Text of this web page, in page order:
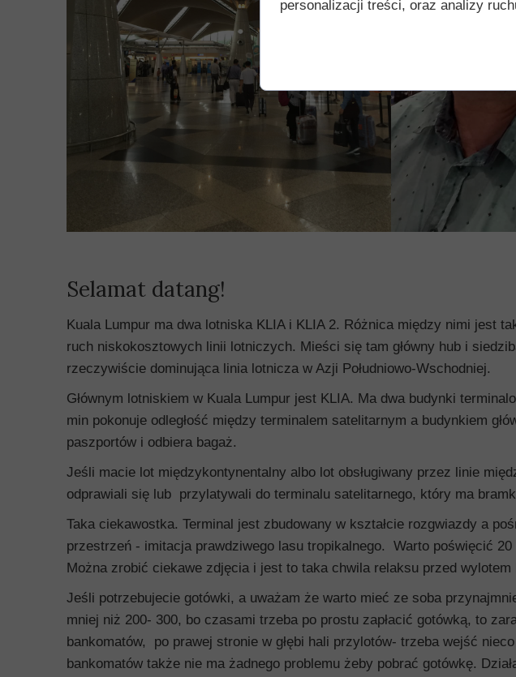
Selamat datang!
Kuala Lumpur ma dwa lotniska KLIA i KLIA 2. Różnica między nimi jest
ruch niskokosztowych linii lotniczych. Mieści się tam główny hub i
rzeczywiście dominująca linia lotnicza w Azji Południowo-Wschodniej.
Głównym lotniskiem w Kuala Lumpur jest KLIA. Ma dwa budynki
min pokonuje odległość między terminalem satelitarnym a budynkiem
paszportów i odbiera bagaż.
Jeśli macie lot międzykontynentalny albo lot obsługiwany przez linie
odprawiali się lub przylatywali do terminalu satelitarnego, który ma
Taka ciekawostka. Terminal jest zbudowany w kształcie rozgwiazdy a
przestrzeń - imitacja prawdziwego lasu tropikalnego. Warto poświęcić
Można zrobić ciekawe zdjęcia i jest to taka chwila relaksu przed
Jeśli potrzebujecie gotówki, a uważam że warto mieć ze soba
mniej niż 200- 300, bo czasami trzeba po prostu zapłacić gotówką, to
bankomatów, po prawej stronie w głębi hali przylotów- trzeba wejść
bankomatów także nie ma żadnego problemu żeby pobrać gotówkę.
personalizacji treści, oraz analizy